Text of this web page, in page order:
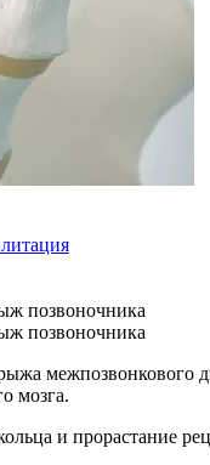
позвоночника
позвоночника
межпозвонкового
мозга.
и прорастание